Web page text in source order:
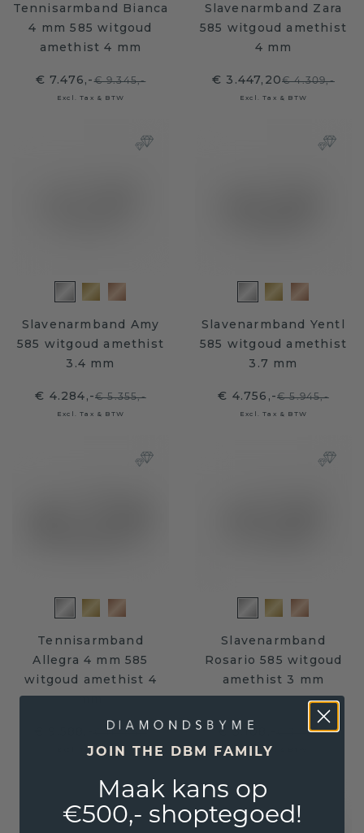
Tennisarmband Bianca
4 mm 585 witgoud
amethist 4 mm
€ 7.476,-€ 9.345,-
Excl. Tax & BTW
Slavenarmband Zara
585 witgoud amethist
4 mm
€ 3.447,20€ 4.309,-
Excl. Tax & BTW
Slavenarmband Amy
585 witgoud amethist
3.4 mm
€ 4.284,-€ 5.355,-
Excl. Tax & BTW
Slavenarmband Yentl
585 witgoud amethist
3.7 mm
€ 4.756,-€ 5.945,-
Excl. Tax & BTW
Tennisarmband
Allegra 4 mm 585
witgoud amethist 4
mm
€ 11.985,-
Excl. Tax & BTW
Slavenarmband
Rosario 585 witgoud
amethist 3 mm
€ 3.108,- € 3.885,-
Excl. Tax & BTW
JOIN THE DBM FAMILY
Maak kans op
€500,- shoptegoed!